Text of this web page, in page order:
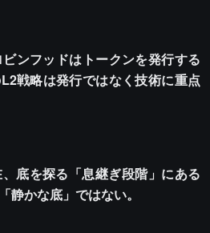
ンフッドはトークンを発行する
戦略は発行ではなく技術に重点
底を探る「息継ぎ段階」にある
静かな底」ではない。